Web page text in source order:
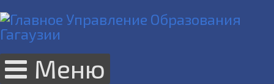
Меню